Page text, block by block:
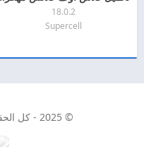
18.0.2
Supercell
© 2025 - كل الحقوق محفوظة -